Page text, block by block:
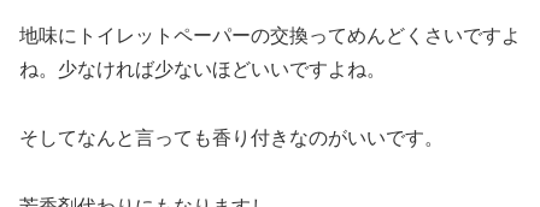
地味にトイレットペーパーの交換ってめんどくさいですよ
ね。少なければ少ないほどいいですよね。
そしてなんと言っても香り付きなのがいいです。